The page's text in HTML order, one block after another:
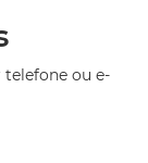
telefone ou e-